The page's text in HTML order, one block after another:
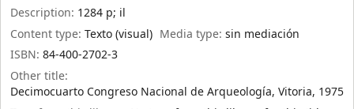
Description: 1284 p; il
Content type: Texto (visual) Media type:sin mediación
ISBN: 84-400-2702-3
Other title:
Decimocuarto Congreso Nacional de Arqueología, Vitoria, 1975